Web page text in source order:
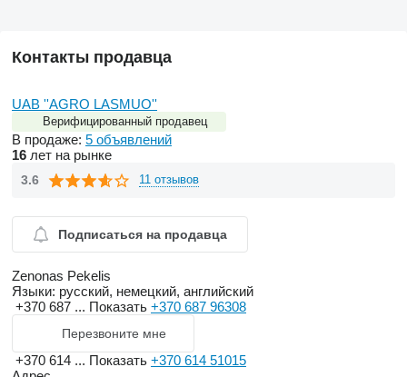
Контакты продавца
UAB ''AGRO LASMUO''
Верифицированный продавец
В продаже: 5 объявлений
16 лет на рынке
3.6 11 отзывов
Подписаться на продавца
Zenonas Pekelis
Языки: русский, немецкий, английский
+370 687 ... Показать +370 687 96308
Перезвоните мне
+370 614 ... Показать +370 614 51015